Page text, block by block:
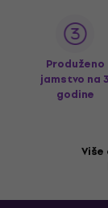
Produženo
jamstvo na 3
godine
Više